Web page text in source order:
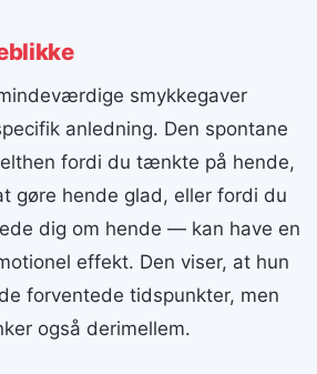
smykkegaver
anledning. Den spontane
fordi du tænkte på hende,
gøre hende glad, eller fordi du
dig om hende — kan have en
effekt. Den viser, at hun
forventede tidspunkter, men
også derimellem.